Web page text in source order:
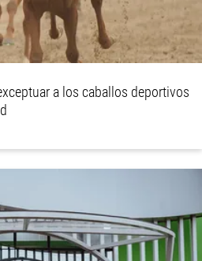
a los caballos deportivos